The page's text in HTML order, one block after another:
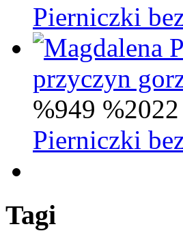
Pierniczki
przyczyn
%949
Pierniczki
Tagi